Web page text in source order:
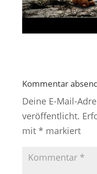
Kommentar
Deine E-Mail-
veröffentlicht.
mit * markiert